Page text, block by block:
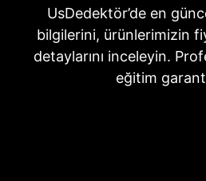
UsDedektör’de en
bilgilerini, ürünlerimizin
detaylarını inceleyin.
eğitim